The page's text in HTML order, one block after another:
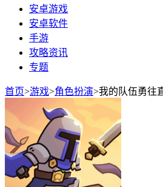
安卓游戏
安卓软件
手游
攻略资讯
专题
首页>游戏>角色扮演>我的队伍勇往